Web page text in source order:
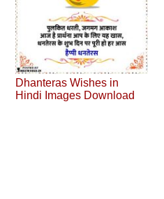
Dhanteras Wishes in
Hindi Images Download